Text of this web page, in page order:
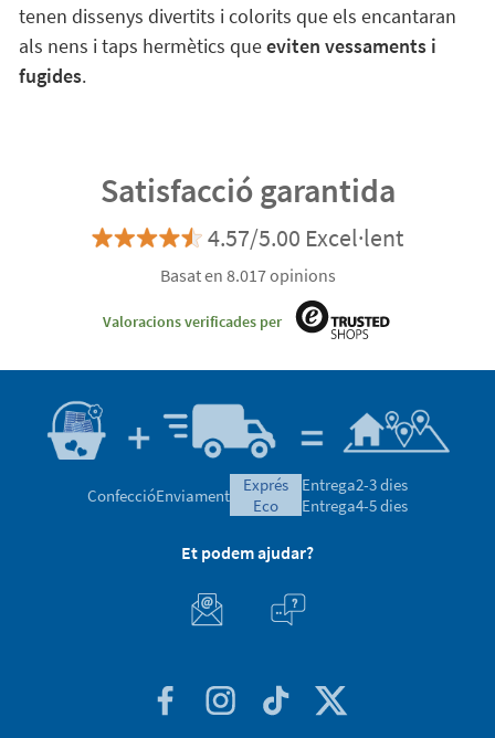
tenen dissenys divertits i colorits que els encantaran
als nens i taps hermètics queeviten vessaments i
fugides.
Satisfacció garantida
4.57/5.00 Excel·lent
Basat en 8.017 opinions
Valoracions verificades per
ConfeccióEnviament
exprés
eco
Entrega2-3 dies
Entrega4-5 dies
Et podem ajudar?